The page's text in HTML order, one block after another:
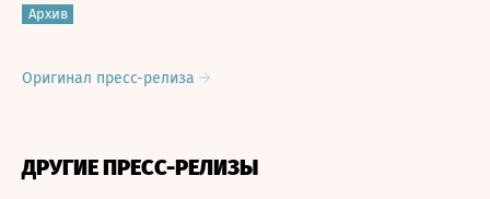
Архив
Оригинал пресс-релиза
ДРУГИЕ ПРЕСС-РЕЛИЗЫ